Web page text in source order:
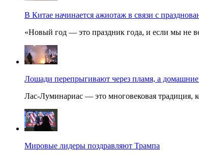
В Китае начинается ажиотаж в связи с
«Новый год — это праздник года, и если мы не
Лошади перепрыгивают через пламя, а домашние
Лас-Луминариас — это многовековая традиция,
Мировые лидеры поздравляют Трампа